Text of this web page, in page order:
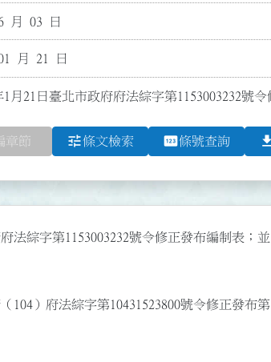
月 03 日
月 21 日
1月21日臺北市政府府法綜字第1153003232號
章節 tune條文檢索 pin條號查詢 file_download
法綜字第1153003232號令修正發布編制表；並
104）府法綜字第10431523800號令修正發布第